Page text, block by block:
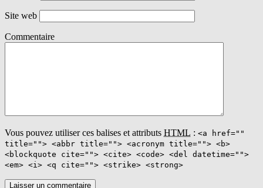
Site web
Commentaire
Vous pouvez utiliser ces balises et attributs HTML : <a href=""
title=""> <abbr title=""> <acronym title=""> <b>
<blockquote cite=""> <cite> <code> <del datetime="">
<em> <i> <q cite=""> <strike> <strong>